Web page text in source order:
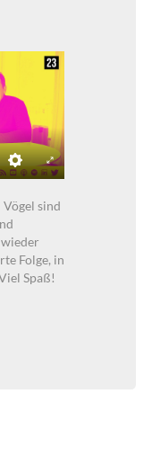
Settings
Enter
fullscreen
Vögel sind
Folge, in
Spaß!